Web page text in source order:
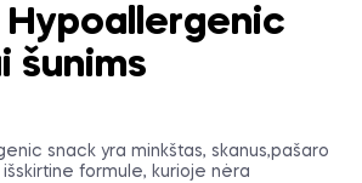
šunims
snack yra minkštas, skanus,pašaro
formule, kurioje nėra